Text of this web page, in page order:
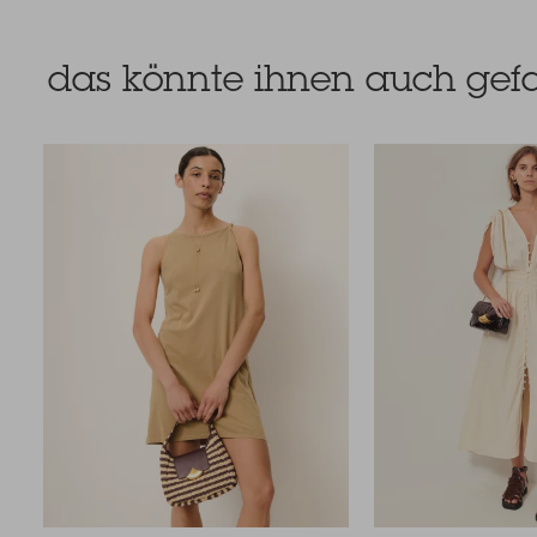
das könnte ihnen auch